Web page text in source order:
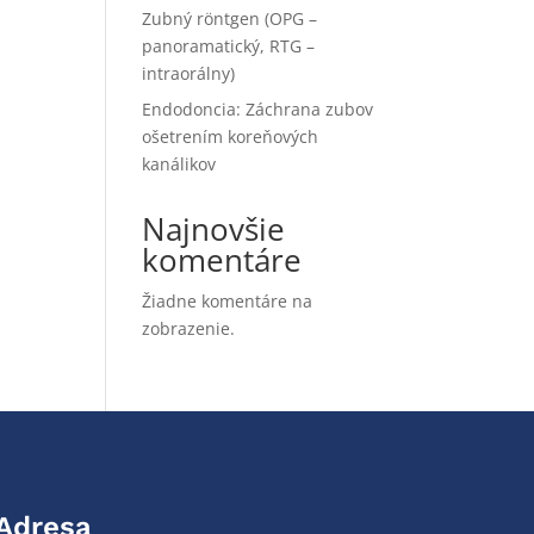
Zubný röntgen (OPG –
panoramatický, RTG –
intraorálny)
Endodoncia: Záchrana zubov
ošetrením koreňových
kanálikov
Najnovšie
komentáre
Žiadne komentáre na
zobrazenie.